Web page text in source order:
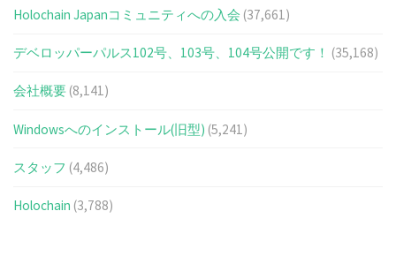
Holochain Japanコミュニティへの入会 (37,661)
デベロッパーパルス102号、103号、104号公開です！ (35,168)
会社概要 (8,141)
Windowsへのインストール(旧型) (5,241)
スタッフ (4,486)
Holochain (3,788)